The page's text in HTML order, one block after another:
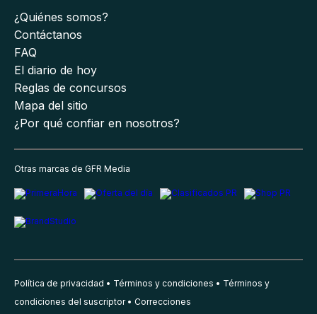
¿Quiénes somos?
Contáctanos
FAQ
El diario de hoy
Reglas de concursos
Mapa del sitio
¿Por qué confiar en nosotros?
Otras marcas de GFR Media
Política de privacidad Términos y condiciones
Términos y
condiciones del suscriptor
Correcciones